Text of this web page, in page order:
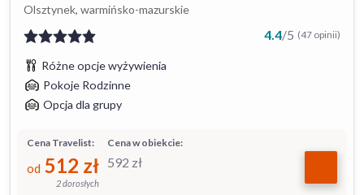
Olsztynek, warmińsko-mazurskie
4.4/5 (47 opinii)
Różne opcje wyżywienia
Pokoje Rodzinne
Opcja dla grupy
Cena w obiekcie:
592 zł
Cena Travelist:
od 512 zł
2 dorosłych